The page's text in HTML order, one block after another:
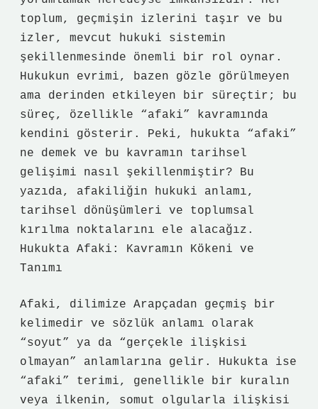
toplum, geçmişin izlerini taşır ve bu
izler, mevcut hukuki sistemin
şekillenmesinde önemli bir rol oynar.
Hukukun evrimi, bazen gözle görülmeyen
ama derinden etkileyen bir süreçtir; bu
süreç, özellikle “afaki” kavramında
kendini gösterir. Peki, hukukta “afaki”
ne demek ve bu kavramın tarihsel
gelişimi nasıl şekillenmiştir? Bu
yazıda, afakiliğin hukuki anlamı,
tarihsel dönüşümleri ve toplumsal
kırılma noktalarını ele alacağız.
Hukukta Afaki: Kavramın Kökeni ve
Tanımı
Afaki, dilimize Arapçadan geçmiş bir
kelimedir ve sözlük anlamı olarak
“soyut” ya da “gerçekle ilişkisi
olmayan” anlamlarına gelir. Hukukta ise
“afaki” terimi, genellikle bir kuralın
veya ilkenin, somut olgularla ilişkisi